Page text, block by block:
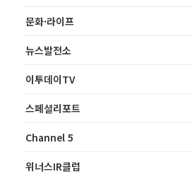
문화·라이프
뉴스발전소
이투데이TV
스페셜리포트
Channel 5
위너스IR클럽